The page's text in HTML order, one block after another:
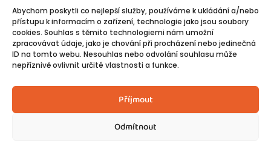
Abychom poskytli co nejlepší služby, používáme k ukládání a/nebo
přístupu k informacím o zařízení, technologie jako jsou soubory
cookies. Souhlas s těmito technologiemi nám umožní
zpracovávat údaje, jako je chování při procházení nebo jedinečná
ID na tomto webu. Nesouhlas nebo odvolání souhlasu může
nepříznivě ovlivnit určité vlastnosti a funkce.
Příjmout
Odmítnout
GDPR
Cookies
Spojte se s námi!